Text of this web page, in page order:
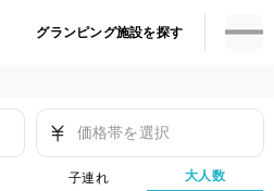
グランピング施設を探す
価格帯を選択
子連れ 大人数